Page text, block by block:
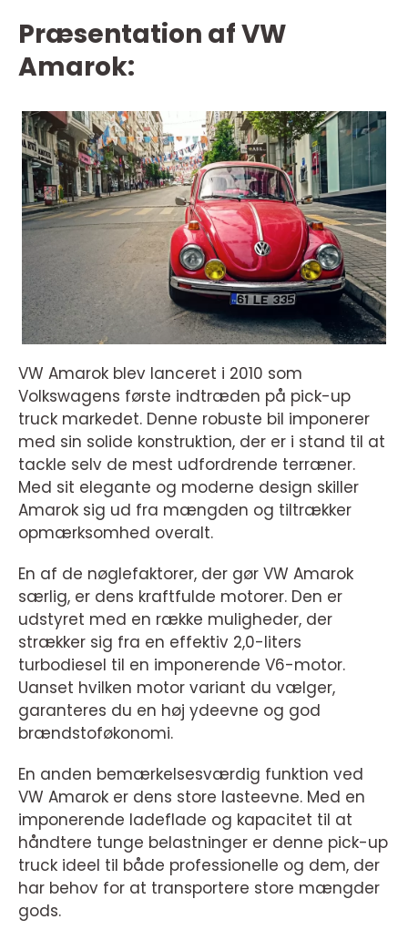
Præsentation af VW
Amarok:
VW Amarok blev lanceret i 2010 som
Volkswagens første indtræden på pick-up
truck markedet. Denne robuste bil imponerer
med sin solide konstruktion, der er i stand til at
tackle selv de mest udfordrende terræner.
Med sit elegante og moderne design skiller
Amarok sig ud fra mængden og tiltrækker
opmærksomhed overalt.
En af de nøglefaktorer, der gør VW Amarok
særlig, er dens kraftfulde motorer. Den er
udstyret med en række muligheder, der
strækker sig fra en effektiv 2,0-liters
turbodiesel til en imponerende V6-motor.
Uanset hvilken motor variant du vælger,
garanteres du en høj ydeevne og god
brændstoføkonomi.
En anden bemærkelsesværdig funktion ved
VW Amarok er dens store lasteevne. Med en
imponerende ladeflade og kapacitet til at
håndtere tunge belastninger er denne pick-up
truck ideel til både professionelle og dem, der
har behov for at transportere store mængder
gods.